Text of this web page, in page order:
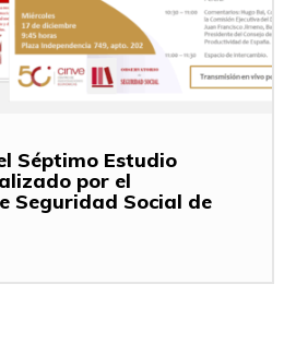
Séptimo Estudio
por el
Seguridad Social de